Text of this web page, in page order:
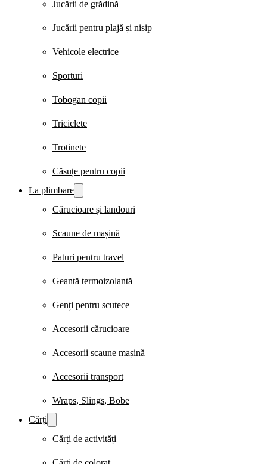
Jucării de grădină
Jucării pentru plajă și nisip
Vehicole electrice
Sporturi
Tobogan copii
Triciclete
Trotinete
Căsuțe pentru copii
La plimbare
Cărucioare și landouri
Scaune de mașină
Paturi pentru travel
Geantă termoizolantă
Genți pentru scutece
Accesorii cărucioare
Accesorii scaune mașină
Accesorii transport
Wraps, Slings, Bobe
Cărți
Cărți de activități